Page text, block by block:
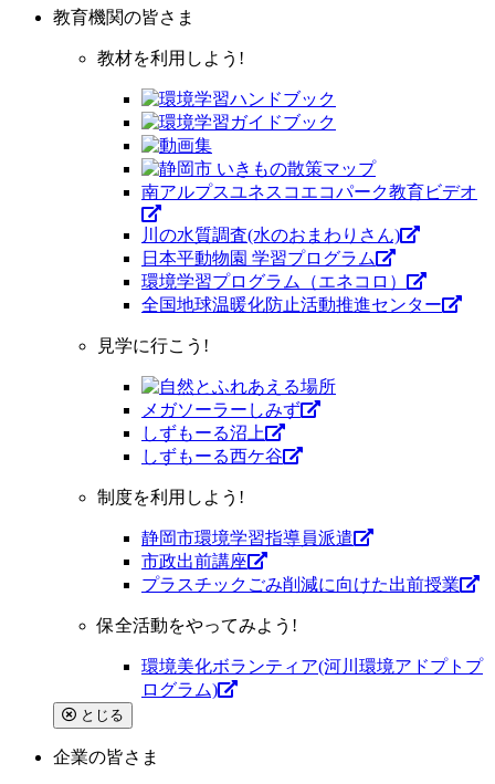
教育機関の皆さま
教材を利用しよう!
南アルプスユネスコエコパーク教育ビデオ
川の水質調査(水のおまわりさん)
日本平動物園 学習プログラム
環境学習プログラム（エネコロ）
全国地球温暖化防止活動推進センター
見学に行こう!
メガソーラーしみず
しずもーる沼上
しずもーる⻄ケ谷
制度を利用しよう!
静岡市環境学習指導員派遣
市政出前講座
プラスチックごみ削減に向けた出前授業
保全活動をやってみよう!
環境美化ボランティア(河川環境アドプトプ
ログラム)
とじる
企業の皆さま